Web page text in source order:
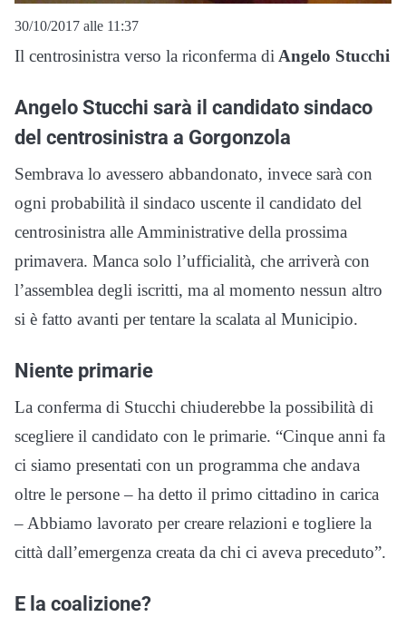
30/10/2017 alle 11:37
Il centrosinistra verso la riconferma di Angelo Stucchi
Angelo Stucchi sarà il candidato sindaco
del centrosinistra a Gorgonzola
Sembrava lo avessero abbandonato, invece sarà con
ogni probabilità il sindaco uscente il candidato del
centrosinistra alle Amministrative della prossima
primavera. Manca solo l’ufficialità, che arriverà con
l’assemblea degli iscritti, ma al momento nessun altro
si è fatto avanti per tentare la scalata al Municipio.
Niente primarie
La conferma di Stucchi chiuderebbe la possibilità di
scegliere il candidato con le primarie. “Cinque anni fa
ci siamo presentati con un programma che andava
oltre le persone – ha detto il primo cittadino in carica
– Abbiamo lavorato per creare relazioni e togliere la
città dall’emergenza creata da chi ci aveva preceduto”.
E la coalizione?